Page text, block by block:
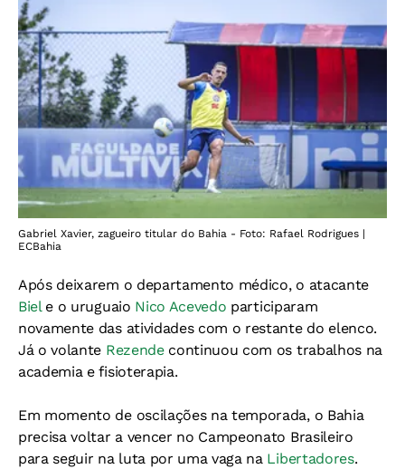
Gabriel Xavier, zagueiro titular do Bahia - Foto: Rafael Rodrigues |
ECBahia
Após deixarem o departamento médico, o atacante
Biele o uruguaio Nico Acevedo participaram
novamente das atividades com o restante do elenco.
Já o volante Rezendecontinuou com os trabalhos na
academia e fisioterapia.
Em momento de oscilações na temporada, o Bahia
precisa voltar a vencer no Campeonato Brasileiro
para seguir na luta por uma vaga na Libertadores.